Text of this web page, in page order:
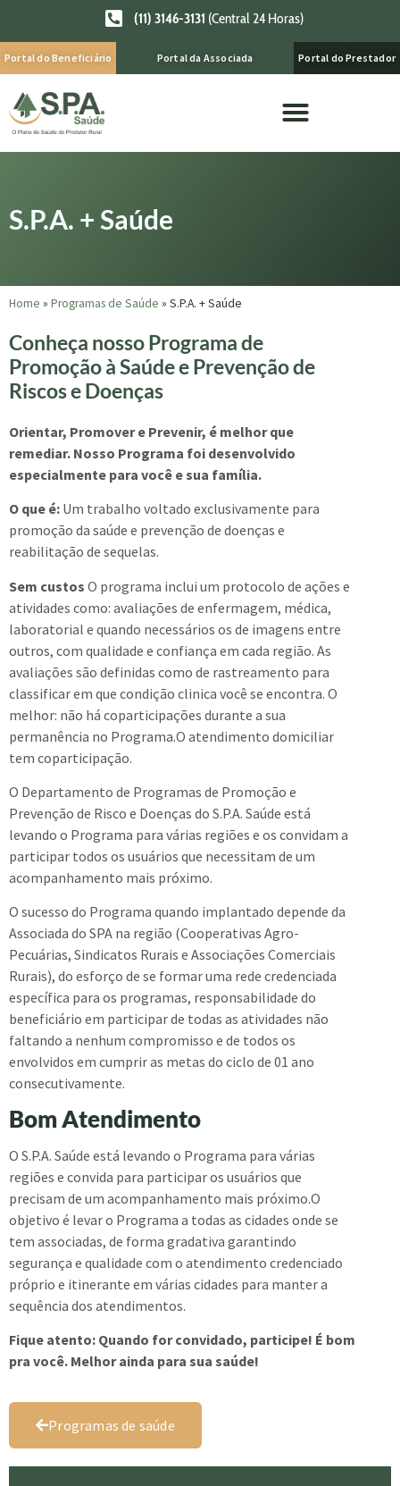
(11) 3146-3131 (Central 24 Horas)
Portal do Beneficiário Portal da Associada Portal do Prestador
S.P.A. + Saúde
Home » Programas de Saúde » S.P.A. + Saúde
Conheça nosso Programa de
Promoção à Saúde e Prevenção de
Riscos e Doenças
Orientar, Promover e Prevenir, é melhor que
remediar. Nosso Programa foi desenvolvido
especialmente para você e sua família.
O que é: Um trabalho voltado exclusivamente para
promoção da saúde e prevenção de doenças e
reabilitação de sequelas.
Sem custos O programa inclui um protocolo de ações e
atividades como: avaliações de enfermagem, médica,
laboratorial e quando necessários os de imagens entre
outros, com qualidade e confiança em cada região. As
avaliações são definidas como de rastreamento para
classificar em que condição clinica você se encontra. O
melhor: não há coparticipações durante a sua
permanência no Programa.O atendimento domiciliar
tem coparticipação.
O Departamento de Programas de Promoção e
Prevenção de Risco e Doenças do S.P.A. Saúde está
levando o Programa para várias regiões e os convidam a
participar todos os usuários que necessitam de um
acompanhamento mais próximo.
O sucesso do Programa quando implantado depende da
Associada do SPA na região (Cooperativas Agro-
Pecuárias, Sindicatos Rurais e Associações Comerciais
Rurais), do esforço de se formar uma rede credenciada
específica para os programas, responsabilidade do
beneficiário em participar de todas as atividades não
faltando a nenhum compromisso e de todos os
envolvidos em cumprir as metas do ciclo de 01 ano
consecutivamente.
Bom Atendimento
O S.P.A. Saúde está levando o Programa para várias
regiões e convida para participar os usuários que
precisam de um acompanhamento mais próximo.O
objetivo é levar o Programa a todas as cidades onde se
tem associadas, de forma gradativa garantindo
segurança e qualidade com o atendimento credenciado
próprio e itinerante em várias cidades para manter a
sequência dos atendimentos.
Fique atento: Quando for convidado, participe! É bom
pra você. Melhor ainda para sua saúde!
Programas de saúde